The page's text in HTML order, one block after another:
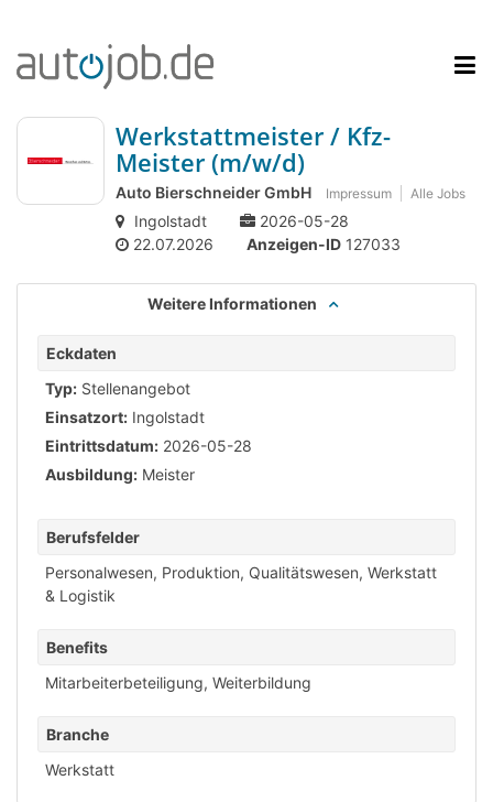
Werkstattmeister / Kfz-
Meister (m/w/d)
Auto Bierschneider GmbH Impressum Alle Jobs
Ingolstadt
2026-05-28
22.07.2026
Anzeigen-ID 127033
Weitere Informationen
Eckdaten
Typ: Stellenangebot
Einsatzort: Ingolstadt
Eintrittsdatum: 2026-05-28
Ausbildung: Meister
Berufsfelder
Personalwesen, Produktion, Qualitätswesen, Werkstatt
& Logistik
Benefits
Mitarbeiterbeteiligung, Weiterbildung
Branche
Werkstatt